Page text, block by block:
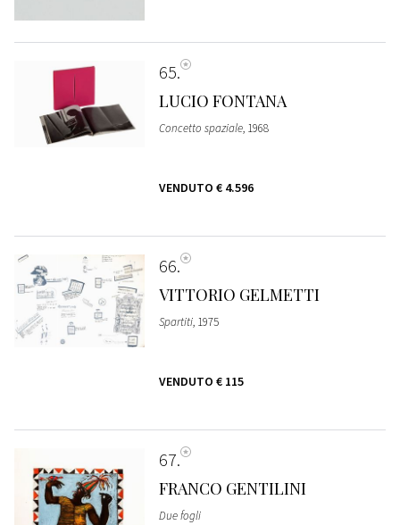
65
LUCIO FONTANA
Concetto spaziale, 1968
VENDUTO € 4.596
66
VITTORIO GELMETTI
Spartiti, 1975
VENDUTO € 115
67
FRANCO GENTILINI
Due fogli